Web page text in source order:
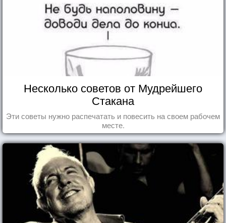
Несколько советов от Мудрейшего
Стакана
Эти советы нужно распечатать и повесить на своем рабочем
месте.